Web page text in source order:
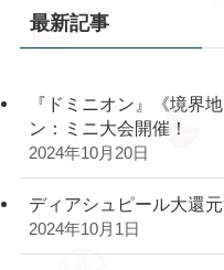
最新記事
『ドミニオン』《境界
ン：ミニ大会開催！
2024年10月20日
ディアシュピール大還
2024年10月1日